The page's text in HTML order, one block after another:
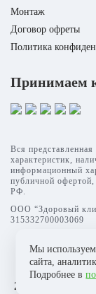
297 500 Р
Монтаж
Договор офреты
Политика
Принимаем
Вся
характеристик,
информационный
публичной
РФ.
ООО “Здоровый
315332700003069
Мы
сайта,
Подробнее в